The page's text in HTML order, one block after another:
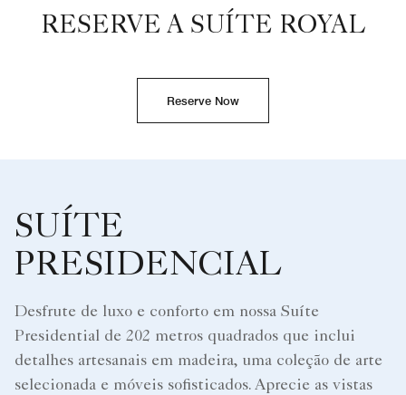
RESERVE A SUÍTE ROYAL
Reserve Now
SUÍTE
PRESIDENCIAL
Desfrute de luxo e conforto em nossa Suíte
Presidential de 202 metros quadrados que inclui
detalhes artesanais em madeira, uma coleção de arte
selecionada e móveis sofisticados. Aprecie as vistas